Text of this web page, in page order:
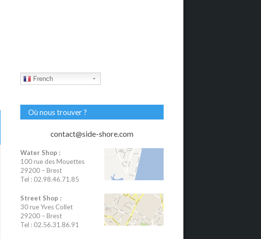
French
Où nous trouver ?
contact@side-shore.com
Water Shop :
100 rue des Mouettes
29200 – Brest
Tel : 02.98.46.71.85
Street Shop :
30 rue Yves Collet
29200 – Brest
Tel : 02.56.31.86.91